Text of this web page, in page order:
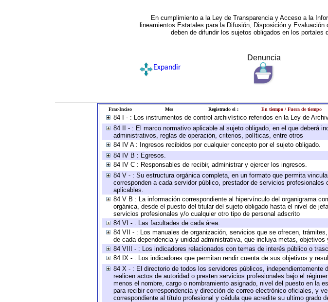
En cumplimiento a la Ley de Transparencia y Acceso a la
lineamientos Estatales para la Difusión, Disposición y
deben de difundir los sujetos obligados en los
Denuncia
Expandir
Frac-Inciso Mes Registrado el : En tiempo / Fuera de tiempo
84 I - : Los instrumentos de control archivístico referidos en la Ley de
84 II - : El marco normativo aplicable al sujeto obligado, en el que deberá
administrativos, reglas de operación, criterios, políticas, entre otros
84 IV A : Ingresos recibidos por cualquier concepto por el sujeto obligado.
84 IV B : Egresos.
84 IV C : Responsables de recibir, administrar y ejercer los ingresos.
84 V - : Su estructura orgánica completa, en un formato que permita
corresponden a cada servidor público, prestador de servicios
aplicables.
84 V B : La información correspondiente al hipervínculo del organigrama
orgánica, desde el puesto del titular del sujeto obligado hasta el nivel de
servicios profesionales y/o cualquier otro tipo de personal adscrito
84 VI - : Las facultades de cada área.
84 VII - : Los manuales de organización, servicios que se ofrecen,
de cada dependencia y unidad administrativa, que incluya metas,
84 VIII - : Los indicadores relacionados con temas de interés público o
84 IX - : Los indicadores que permitan rendir cuenta de sus objetivos y
84 X - : El directorio de todos los servidores públicos,
realicen actos de autoridad o presten servicios profesionales bajo el
menos el nombre, cargo o nombramiento asignado, nivel del puesto en la
para recibir correspondencia y dirección de correo electrónico oficiales, y
correspondiente al título profesional y cédula que acredite su ultimo grado